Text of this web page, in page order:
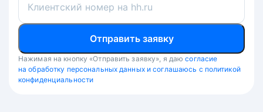
Клиентский номер на hh.ru
Отправить заявку
Нажимая на кнопку «Отправить заявку», я даю согласие
на обработку персональных данных и соглашаюсь с политикой
конфиденциальности